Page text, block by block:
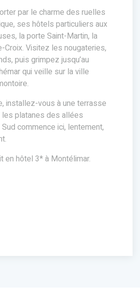
par le charme des ruelles
ses hôtels particuliers aux
la porte Saint-Martin, la
Croix. Visitez les nougateries,
puis grimpez jusqu’au
qui veille sur la ville
installez-vous à une terrasse
platanes des allées
commence ici, lentement,
en hôtel 3* à Montélimar.